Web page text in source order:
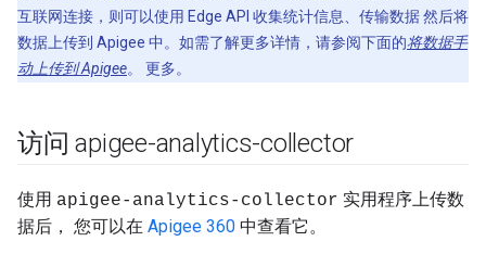
互联网连接，则可以使用 Edge API 收集统计信息、传输数据 然后将
数据上传到 Apigee 中。如需了解更多详情，请参阅下面的将数据手
动上传到 Apigee。 更多。
访问 apigee-analytics-collector
使用 apigee-analytics-collector 实用程序上传数
据后， 您可以在 Apigee 360 中查看它。